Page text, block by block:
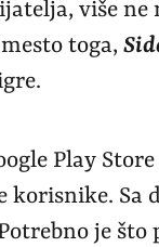
više ne
toga,
Play
Sa
je